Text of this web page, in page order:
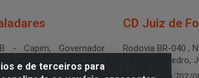
e de terceiros para
- Capim, Governador
400
CD Juiz de
Rodovia BR-040 ,
LOG - São Pedro,